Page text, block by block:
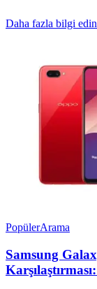
Daha fazla bilgi
PopülerArama
Samsung